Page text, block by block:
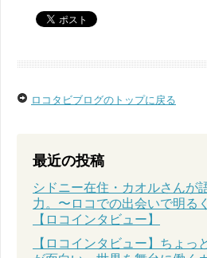
ロコタビブログのトップに戻る
最近の投稿
シドニー在住・カオルさんが
力。〜ロコでの出会いで明る
【ロコインタビュー】
【ロコインタビュー】ちょ